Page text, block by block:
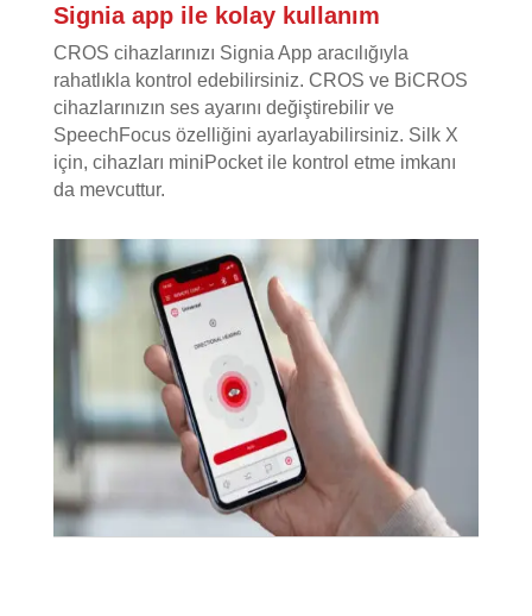
Signia app ile kolay kullanım
CROS cihazlarınızı Signia App aracılığıyla
rahatlıkla kontrol edebilirsiniz. CROS ve BiCROS
cihazlarınızın ses ayarını değiştirebilir ve
SpeechFocus özelliğini ayarlayabilirsiniz. Silk X
için, cihazları miniPocket ile kontrol etme imkanı
da mevcuttur.